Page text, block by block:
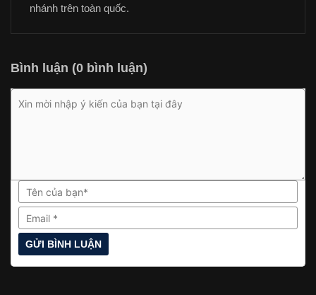
nhánh trên toàn quốc.
Bình luận (0 bình luận)